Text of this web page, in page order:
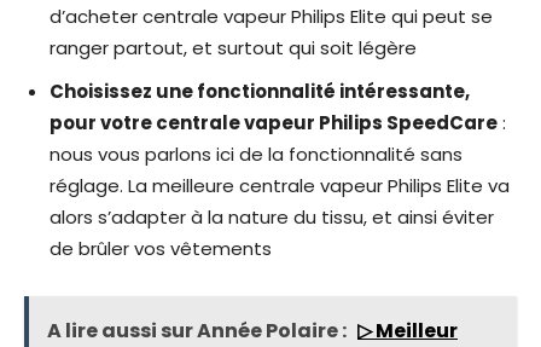
d’acheter centrale vapeur Philips Elite qui peut se
ranger partout, et surtout qui soit légère
Choisissez une fonctionnalité intéressante,
pour votre centrale vapeur Philips SpeedCare:
nous vous parlons ici de la fonctionnalité sans
réglage. La meilleure centrale vapeur Philips Elite va
alors s’adapter à la nature du tissu, et ainsi éviter
de brûler vos vêtements
A lire aussi sur Année Polaire : ▷ Meilleur